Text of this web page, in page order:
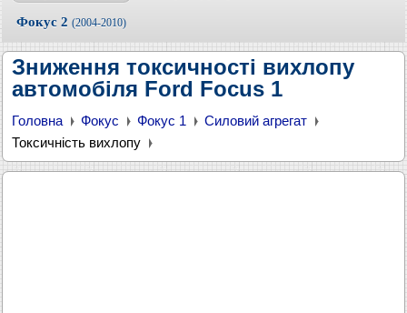
Фокус 2 (2004-2010)
Зниження токсичності вихлопу
автомобіля Ford Focus 1
Головна Фокус Фокус 1
Силовий агрегат
Токсичність вихлопу